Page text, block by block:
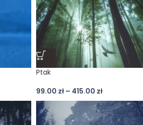
Ptak
99.00 zł – 415.00 zł